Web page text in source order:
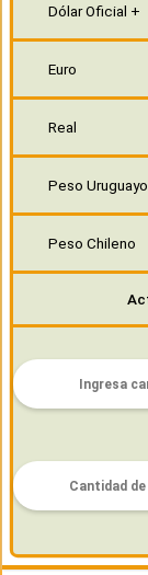
Dólar Oficial +
Euro
Real
Peso Uruguayo
Peso Chileno